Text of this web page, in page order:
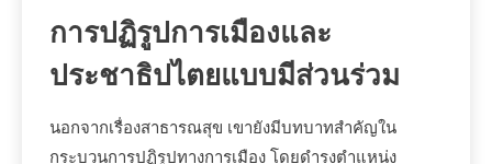
การปฏิรูปการเมืองและ
ประชาธิปไตยแบบมีส่วนร่วม
นอกจากเรื่องสาธารณสุข เขายังมีบทบาทสำคัญใน
กระบวนการปฏิรูปทางการเมือง โดยดำรงตำแหน่ง